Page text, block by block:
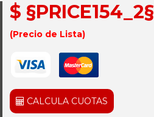
$ §PRICE154_2§
(Precio de Lista)
CALCULA CUOTAS